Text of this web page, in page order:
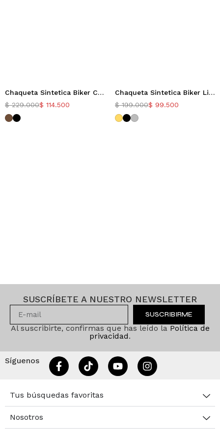
-50%
Chaqueta Sintetica Biker Crystal
$229.000$ 114.500
-50%
Chaqueta Sintetica Biker Living
$199.000$ 99.500
SUSCRÍBETE A NUESTRO NEWSLETTER
SUSCRIBIRME
Al suscribirte, confirmas que has leído la Política de
privacidad.
Síguenos
Tus búsquedas favoritas
Nosotros